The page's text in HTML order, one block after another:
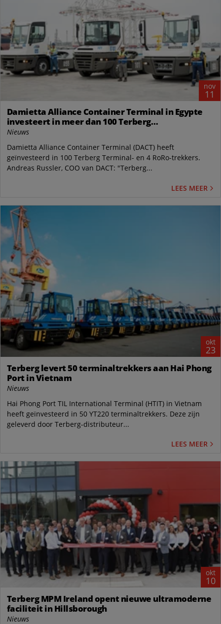
nov
11
Damietta Alliance Container Terminal in Egypte
investeert in meer dan 100 Terberg
Terminaltrekkers
Nieuws
Damietta Alliance Container Terminal (DACT) heeft
geïnvesteerd in 100 Terberg Terminal- en 4 RoRo-trekkers.
Andreas Russler, COO van DACT: "Terberg...
LEES MEER
okt
23
Terberg levert 50 terminaltrekkers aan Hai Phong
Port in Vietnam
Nieuws
Hai Phong Port TIL International Terminal (HTIT) in Vietnam
heeft geïnvesteerd in 50 YT220 terminaltrekkers. Deze zijn
geleverd door Terberg-distributeur...
LEES MEER
okt
10
Terberg MPM Ireland opent nieuwe ultramoderne
faciliteit in Hillsborough
Nieuws